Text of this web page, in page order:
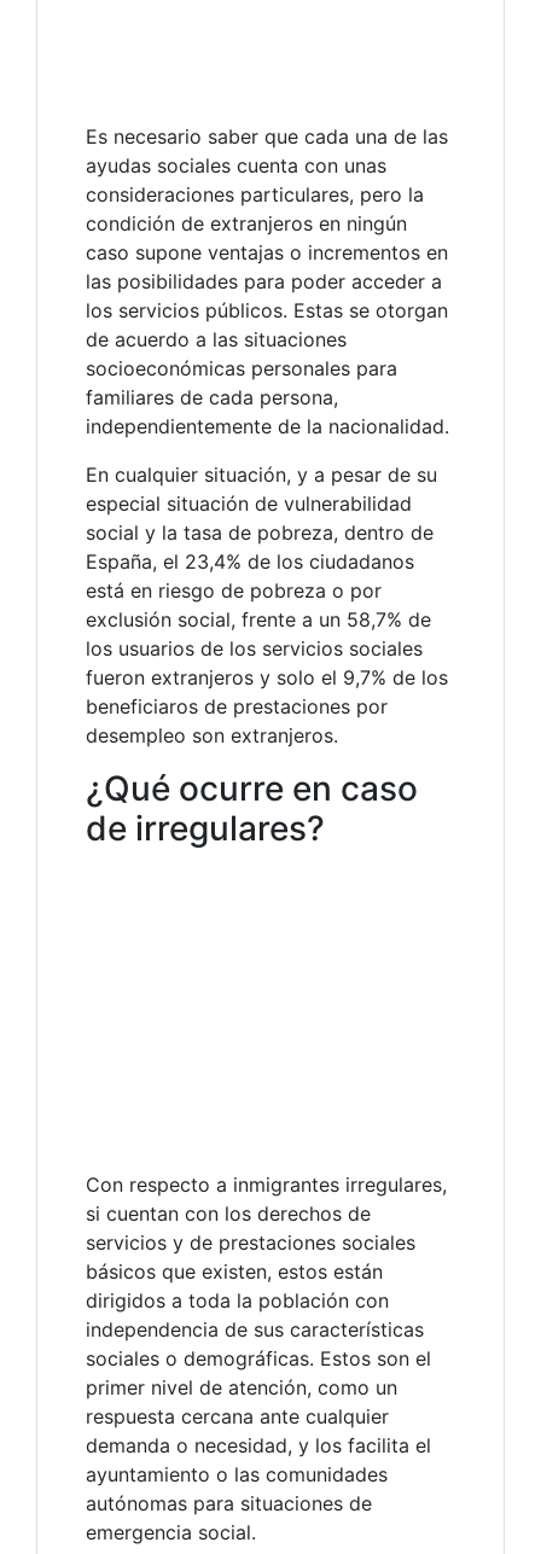
Es necesario saber que cada una de las
ayudas sociales cuenta con unas
consideraciones particulares, pero la
condición de extranjeros en ningún
caso supone ventajas o incrementos en
las posibilidades para poder acceder a
los servicios públicos. Estas se otorgan
de acuerdo a las situaciones
socioeconómicas personales para
familiares de cada persona,
independientemente de la nacionalidad.
En cualquier situación, y a pesar de su
especial situación de vulnerabilidad
social y la tasa de pobreza, dentro de
España, el 23,4% de los ciudadanos
está en riesgo de pobreza o por
exclusión social, frente a un 58,7% de
los usuarios de los servicios sociales
fueron extranjeros y solo el 9,7% de los
beneficiaros de prestaciones por
desempleo son extranjeros.
¿Qué ocurre en caso
de irregulares?
Con respecto a inmigrantes irregulares,
si cuentan con los derechos de
servicios y de prestaciones sociales
básicos que existen, estos están
dirigidos a toda la población con
independencia de sus características
sociales o demográficas. Estos son el
primer nivel de atención, como un
respuesta cercana ante cualquier
demanda o necesidad, y los facilita el
ayuntamiento o las comunidades
autónomas para situaciones de
emergencia social.